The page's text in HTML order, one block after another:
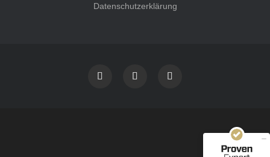
Datenschutzerklärung
40